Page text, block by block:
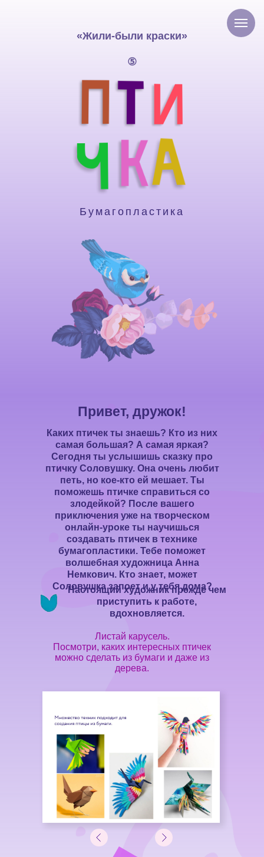
«Жили-были краски»
Бумагопластика
⑤
Привет, дружок!
Листай карусель.
Посмотри, каких интересных птичек
можно сделать из бумаги и даже из
дерева.
Каких птичек ты знаешь? Кто из них
самая большая? А самая яркая?
Сегодня ты услышишь сказку про
птичку Соловушку. Она очень любит
петь, но кое-кто ей мешает. Ты
поможешь птичке справиться со
злодейкой? После вашего
приключения уже на творческом
онлайн-уроке ты научишься
создавать птичек в технике
бумагопластики. Тебе поможет
волшебная художница Анна
Немкович. Кто знает, может
Соловушка запоет и у тебя дома?
Настоящий художник прежде чем
приступить к работе,
вдохновляется.